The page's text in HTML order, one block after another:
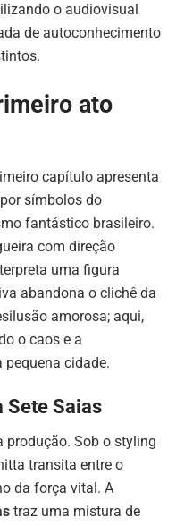
o audiovisual
de autoconhecimento
ato
capítulo apresenta
símbolos do
fantástico brasileiro.
com direção
uma figura
abandona o clichê da
amorosa; aqui,
o caos e a
cidade.
Sete Saias
produção. Sob o styling
transita entre o
da força vital. A
traz uma mistura de